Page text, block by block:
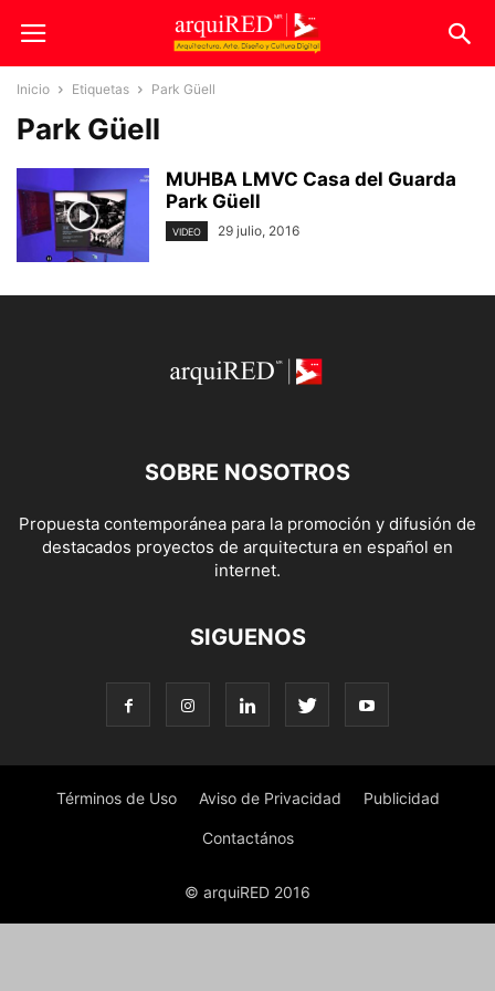
Inicio Etiquetas Park Güell
Park Güell
MUHBA LMVC Casa del Guarda
Park Güell
VIDEO 29 julio, 2016
SOBRE NOSOTROS
Propuesta contemporánea para la promoción y difusión de
destacados proyectos de arquitectura en español en
internet.
SIGUENOS
Términos de Uso Aviso de Privacidad Publicidad
Contactános
© arquiRED 2016